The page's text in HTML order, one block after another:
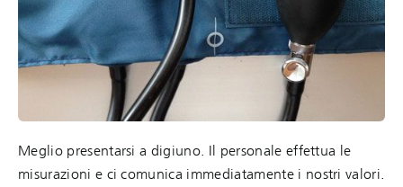
Meglio presentarsi a digiuno. Il personale effettua le
misurazioni e ci comunica immediatamente i nostri valori.